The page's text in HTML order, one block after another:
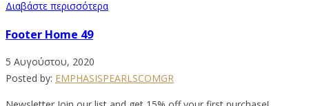
Διαβάστε περισσότερα
Footer Home 49
5 Αυγούστου, 2020
Posted by: EMPHASISPEARLSCOMGR